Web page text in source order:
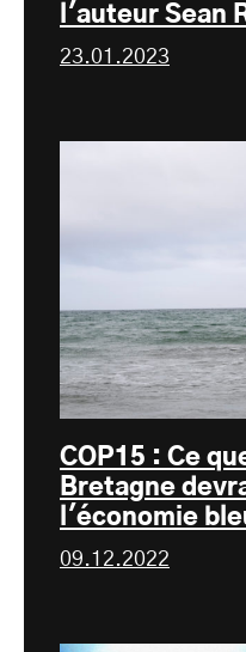
l'auteur Sean
23.01.2023
COP15 : Ce
Bretagne
l'économie
09.12.2022